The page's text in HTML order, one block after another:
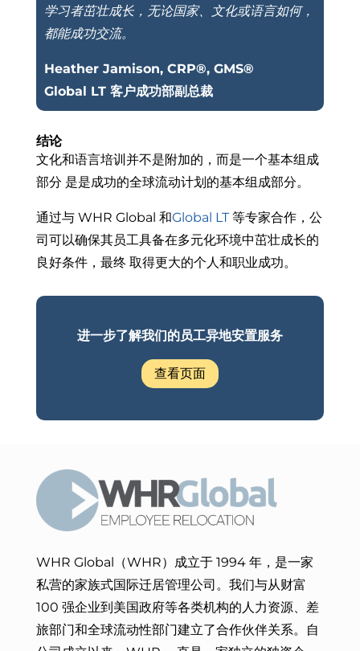
学习者茁壮成长，无论国家、文化或语言如何，
都能成功交流。
Heather Jamison, CRP®, GMS®
Global LT 客户成功部副总裁
结论
文化和语言培训并不是附加的，而是一个基本组成
部分 是是成功的全球流动计划的基本组成部分。
通过与 WHR Global 和Global LT等专家合作，公
司可以确保其员工具备在多元化环境中茁壮成长的
良好条件， 最终取得更大的个人和职业成功。
进一步了解我们的员工异地安置服务
查看页面
WHR Global（WHR）成立于 1994 年，是一家
私营的家族式国际迁居管理公司。我们与从财富
100 强企业到美国政府等各类机构的人力资源、差
旅部门和全球流动性部门建立了合作伙伴关系。自